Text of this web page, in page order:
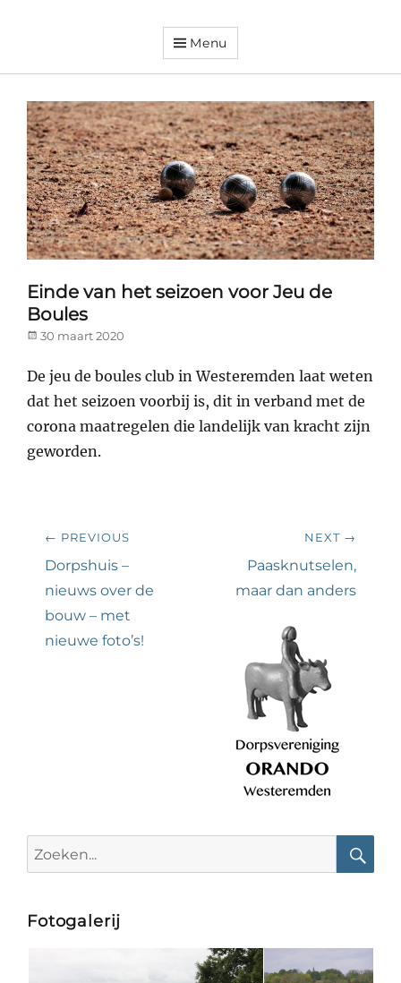
DorpsverenigingMenu
Einde van het seizoen voor Jeu de
Boules
Posted
30 maart 2020
De jeu de boules club in Westeremden laat weten
dat het seizoen voorbij is, dit in verband met de
corona maatregelen die landelijk van kracht zijn
geworden.
Bericht
navigatie
← PREVIOUS
Previous
post:
Dorpshuis –
nieuws over de
bouw – met
nieuwe foto’s!
NEXT →
Next
post:
Paasknutselen,
maar dan anders
for:
Fotogalerij